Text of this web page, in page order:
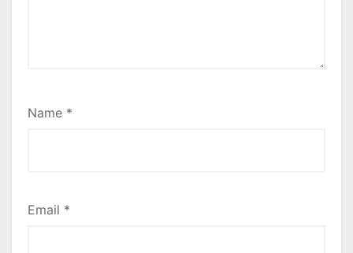
Name *
Email *